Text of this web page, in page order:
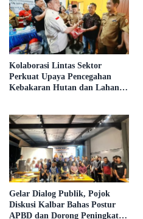
Kolaborasi Lintas Sektor
Perkuat Upaya Pencegahan
Kebakaran Hutan dan Lahan di
Gelar Dialog Publik, Pojok
Diskusi Kalbar Bahas Postur
APBD dan Dorong Peningkatan